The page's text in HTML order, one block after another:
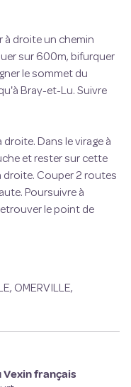
à droite un chemin
sur 600m, bifurquer
le sommet du
Bray-et-Lu. Suivre
Dans le virage à
et rester sur cette
droite. Couper 2 routes
Poursuivre à
le point de
OMERVILLE,
Vexin français